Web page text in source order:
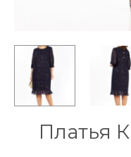
Платья